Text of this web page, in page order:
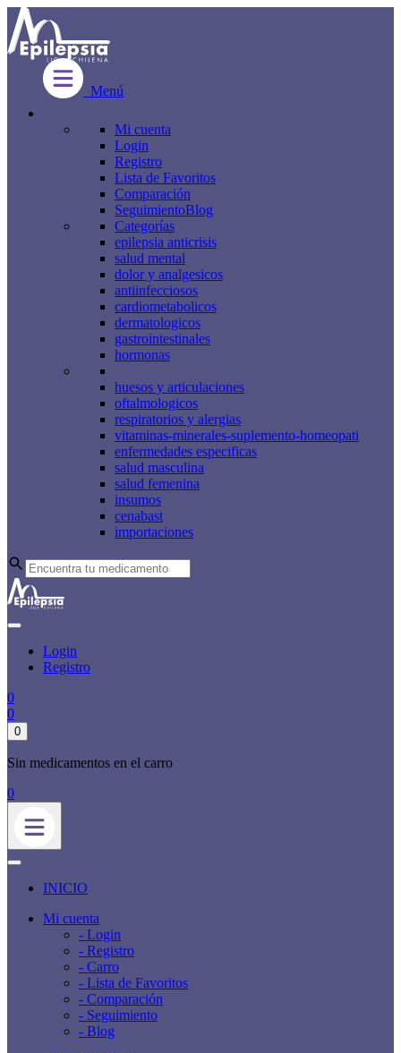
Menú
Mi cuenta
Login
Registro
Lista de Favoritos
Comparación
SeguimientoBlog
Categorías
epilepsia anticrisis
salud mental
dolor y analgesicos
antiinfecciosos
cardiometabolicos
dermatologicos
gastrointestinales
hormonas
huesos y articulaciones
oftalmologicos
respiratorios y alergias
vitaminas-minerales-suplemento-homeopati
enfermedades especificas
salud masculina
salud femenina
insumos
cenabast
importaciones
Login
Registro
0
0
0
Sin medicamentos en el carro
0
INICIO
Mi cuenta
- Login
- Registro
- Carro
- Lista de Favoritos
- Comparación
- Seguimiento
- Blog